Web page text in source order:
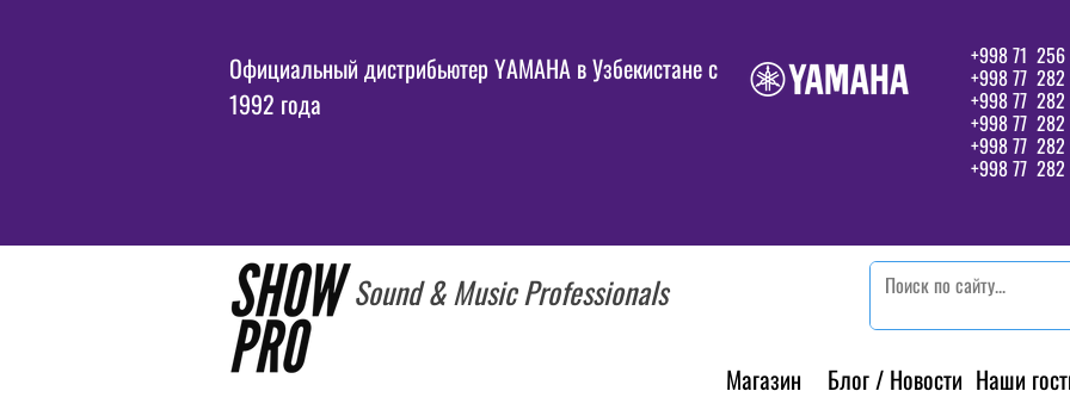
Официальный дистрибьютер YAMAHA в Узбекистане c
1992 года
+998 71
+998 77 282
+998 77
+998 77
+998 77
+998 77
Sound & Music Professionals
Магазин Блог / Новости Наши